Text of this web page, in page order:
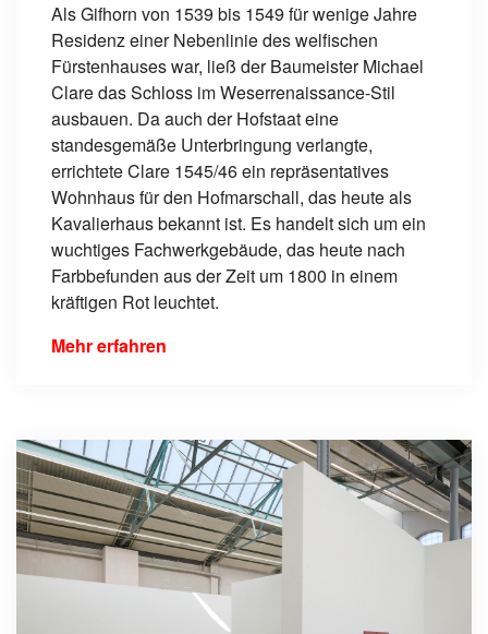
Als Gifhorn von 1539 bis 1549 für wenige Jahre
Residenz einer Nebenlinie des welfischen
Fürstenhauses war, ließ der Baumeister Michael
Clare das Schloss im Weserrenaissance-Stil
ausbauen. Da auch der Hofstaat eine
standesgemäße Unterbringung verlangte,
errichtete Clare 1545/46 ein repräsentatives
Wohnhaus für den Hofmarschall, das heute als
Kavalierhaus bekannt ist. Es handelt sich um ein
wuchtiges Fachwerkgebäude, das heute nach
Farbbefunden aus der Zeit um 1800 in einem
kräftigen Rot leuchtet.
Mehr erfahren